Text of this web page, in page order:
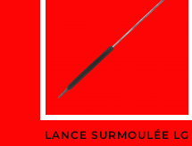
LANCE SURMOULÉE LG